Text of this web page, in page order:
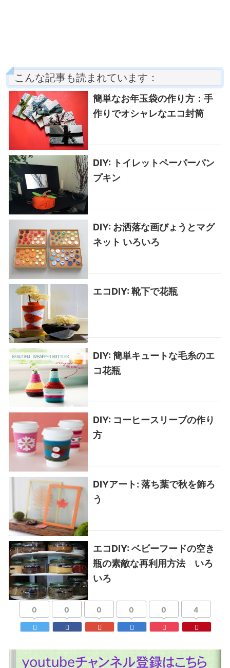
こんな記事も読まれています：
簡単なお年玉袋の作り方：手
作りでオシャレなエコ封筒
DIY: トイレットペーパーパン
プキン
DIY: お洒落な画びょうとマグ
ネット いろいろ
エコDIY: 靴下で花瓶
DIY: 簡単キュートな毛糸のエ
コ花瓶
DIY: コーヒースリーブの作り
方
DIYアート: 落ち葉で秋を飾ろ
う
エコDIY: ベビーフードの空き
瓶の素敵な再利用方法 いろ
いろ
0 0 0 0 0 4